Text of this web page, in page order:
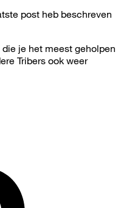
post heb beschreven
je het meest geholpen
Tribers ook weer